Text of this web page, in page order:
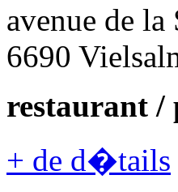
avenue de la
6690
restaurant /
+ de d�tails